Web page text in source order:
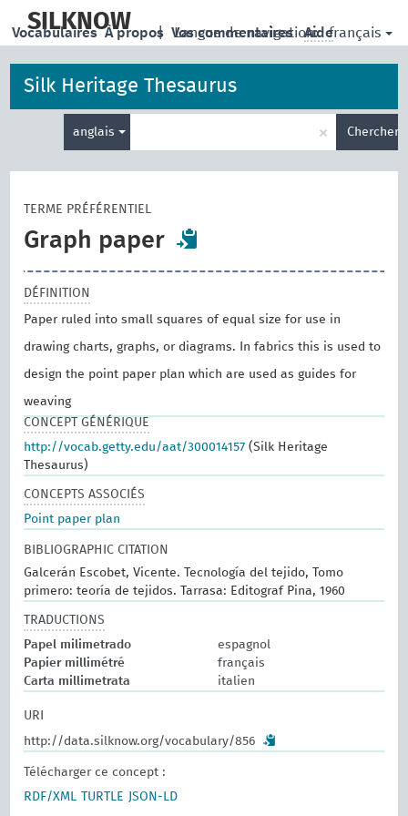
main
SILKNOW | Langue de navigation: français
Vocabulaires À propos Vos commentaires Aide
Silk Heritage Thesaurus
anglais
de
× Chercher
TERME PRÉFÉRENTIEL
Graph paper
DÉFINITION
Paper ruled into small squares of equal size for use in
drawing charts, graphs, or diagrams. In fabrics this is used to
design the point paper plan which are used as guides for
weaving
CONCEPT GÉNÉRIQUE
http://vocab.getty.edu/aat/300014157 (Silk Heritage
Thesaurus)
CONCEPTS ASSOCIÉS
Point paper plan
BIBLIOGRAPHIC CITATION
Galcerán Escobet, Vicente. Tecnología del tejido, Tomo
primero: teoría de tejidos. Tarrasa: Editograf Pina, 1960
TRADUCTIONS
Papel milimetrado
espagnol
Papier millimétré
français
Carta millimetrata
italien
URI
http://data.silknow.org/vocabulary/856
Télécharger ce concept :
RDF/XML
TURTLE JSON-LD